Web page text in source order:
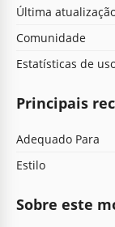
Última
Comunidade
Estatísticas de
Principais
Adequado Para
Estilo
Sobre este